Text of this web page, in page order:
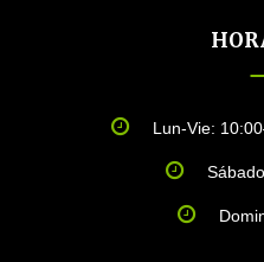
Lun-Vie: